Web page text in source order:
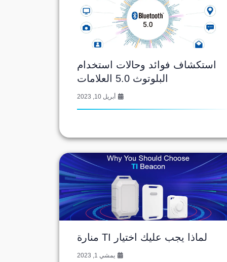
استكشاف فوائد وحالات استخدام
البلوتوث 5.0 العلامات
أبريل 10, 2023
لماذا يجب عليك اختيار TI منارة
يمشي 1, 2023